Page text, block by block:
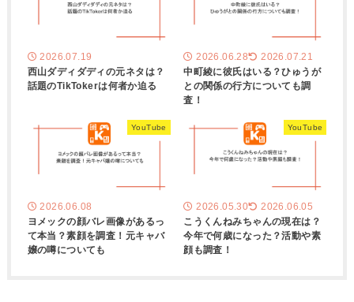
2026.07.19
西山ダディダディの元ネタは？
話題のTikTokerは何者か迫る
2026.06.28 2026.07.21
中町綾に彼氏はいる？ひゅうが
との関係の行方についても調
査！
YouTube
2026.06.08
ヨメックの顔バレ画像があるっ
て本当？素顔を調査！元キャバ
嬢の噂についても
YouTube
2026.05.30 2026.06.05
こうくんねみちゃんの現在は？
今年で何歳になった？活動や素
顔も調査！